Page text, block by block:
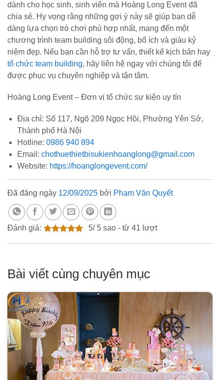
dành cho học sinh, sinh viên mà Hoàng Long Event đã
chia sẻ. Hy vọng rằng những gợi ý này sẽ giúp bạn dễ
dàng lựa chọn trò chơi phù hợp nhất, mang đến một
chương trình team building sôi động, bổ ích và giàu kỷ
niệm đẹp. Nếu bạn cần hỗ trợ tư vấn, thiết kế kịch bản hay
tổ chức team building, hãy liên hệ ngay với chúng tôi để
được phục vụ chuyên nghiệp và tận tâm.
Hoàng Long Event – Đơn vị tổ chức sự kiện uy tín
Địa chỉ: Số 117, Ngõ 209 Ngọc Hồi, Phường Yên Sở,
Thành phố Hà Nội
Hotline: 0986 940 894
Email: chothuethietbisukienhoanglong@gmail.com
Website: https://hoanglongevent.com/
Đã đăng ngày 12/09/2025 bởi Phạm Văn Quyết
Đánh giá: 5/ 5sao - từ 41 lượt
Bài viết cùng chuyên mục